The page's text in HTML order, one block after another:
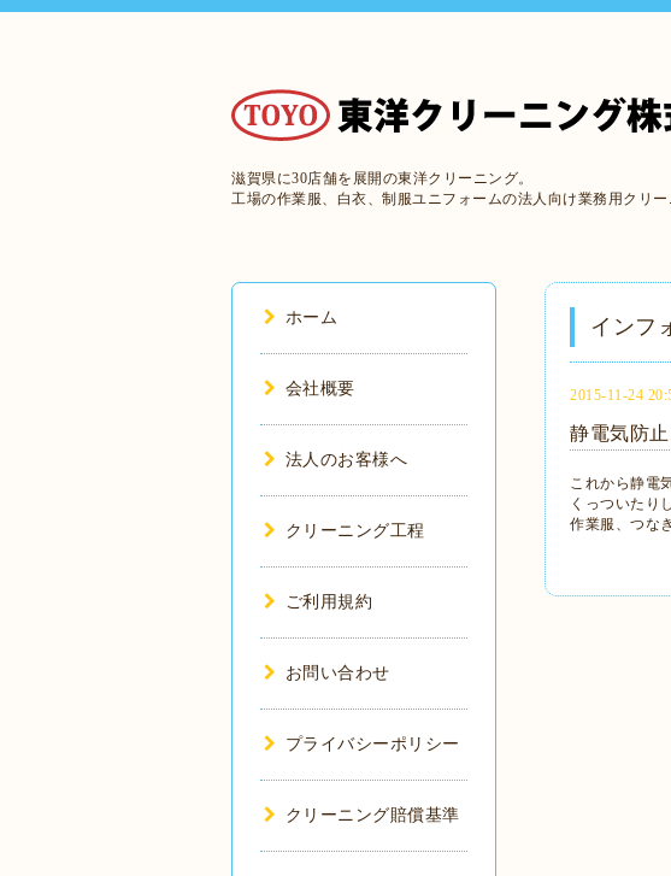
滋賀県に30店舗を展開の東洋クリーニング。
工場の作業服、白衣、制服ユニフォームの法人向け業務用クリー
インフ
2015-11-24
静電気防止
これから静電
くっついたり
作業服、つな
ホーム
会社概要
法人のお客様へ
クリーニング工程
ご利用規約
お問い合わせ
プライバシーポリシー
クリーニング賠償基準